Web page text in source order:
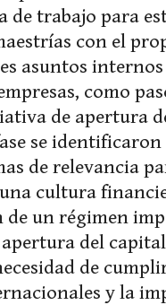
de trabajo para
con el
asuntos
como
de apertura
se identificaron
de relevancia
cultura
un régimen
del
de
y la